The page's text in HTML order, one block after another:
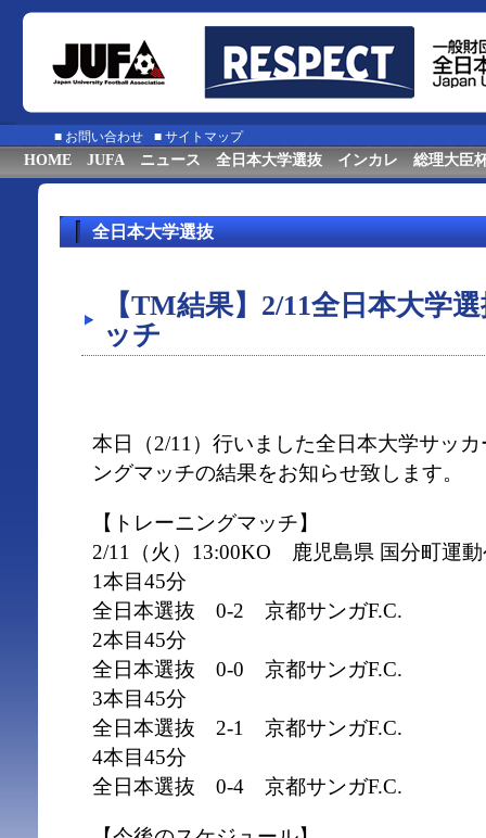
■ お問い合わせ ■ サイトマップ
HOME JUFA ニュース 全日本大学選抜 インカレ 総理大臣
全日本大学選抜
【TM結果】2/11全日本大学
ッチ
本日（2/11）行いました全日本大学サッ
ングマッチの結果をお知らせ致します。
【トレーニングマッチ】
2/11（火）13:00KO 鹿児島県 国分町運
1本目45分
全日本選抜 0-2 京都サンガF.C.
2本目45分
全日本選抜 0-0 京都サンガF.C.
3本目45分
全日本選抜 2-1 京都サンガF.C.
4本目45分
全日本選抜 0-4 京都サンガF.C.